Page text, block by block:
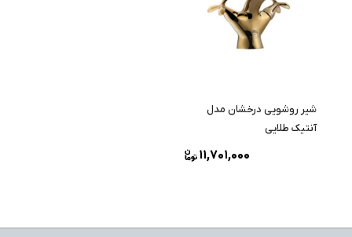
شیر روشویی درخشان مدل
آنتیک طلایی
11,701,000